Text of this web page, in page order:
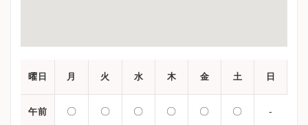
曜日 月 火 水 木 金 土 日
午前 〇 〇 〇 〇 〇 〇 -